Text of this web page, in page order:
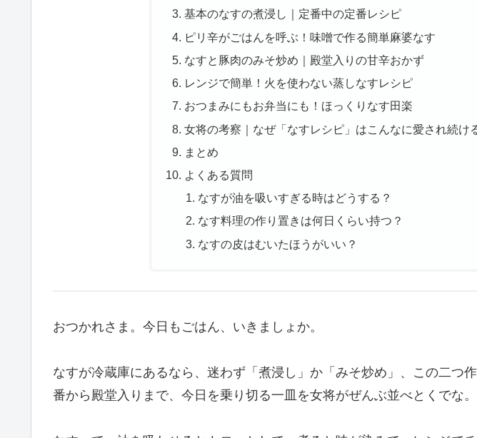
基本のなすの煮浸し｜定番中の定番レシピ
ピリ辛がごはんを呼ぶ！味噌で作る簡単麻婆なす
なすと豚肉のみそ炒め｜殿堂入りの甘辛おかず
レンジで簡単！火を使わない蒸しなすレシピ
おつまみにもお弁当にも！ほっくりなす田楽
女将の考察｜なぜ「なすレシピ」はこんなに愛され続け
まとめ
よくある質問
なすが油を吸いすぎる時はどうする？
なす料理の作り置きは何日くらい持つ？
なすの皮はむいたほうがいい？
おつかれさま。今日もごはん、いきましょか。
なすが冷蔵庫にあるなら、迷わず「煮浸し」か「みそ炒め」、この二つ
番から殿堂入りまで、今日を乗り切る一皿を女将がぜんぶ並べとくでな。